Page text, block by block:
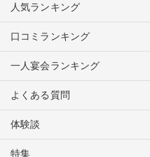
人気ランキング
口コミランキング
一人宴会ランキング
よくある質問
体験談
特集